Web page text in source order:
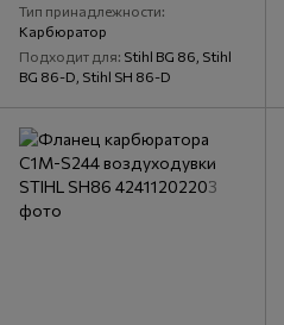
Тип принадлежности
Карбюратор
Подходит для Stihl BG 86, Stihl
BG 86-D, Stihl SH 86-D